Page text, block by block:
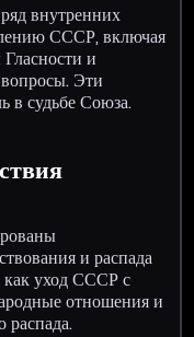
внутренних
СССР, включая
и
Эти
в судьбе Союза.
и распада
уход СССР с
отношения и
распада.